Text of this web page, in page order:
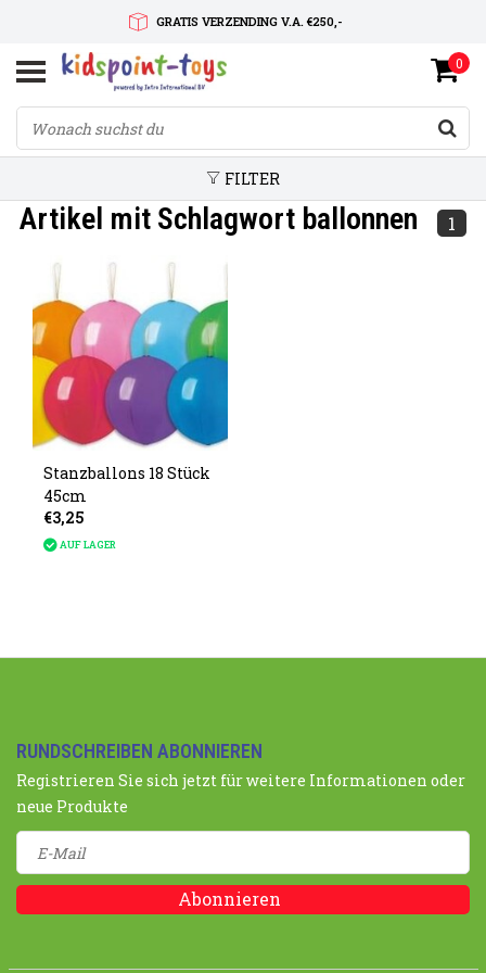
GRATIS VERZENDING V.A. €250,-
SNELLE LEVERTIJD
SERVICE OP MAAT
0
FILTER
Artikel mit Schlagwort ballonnen 1
Stanzballons 18 Stück
45cm
€3,25
AUF LAGER
RUNDSCHREIBEN ABONNIEREN
Registrieren Sie sich jetzt für weitere Informationen oder
neue Produkte
Abonnieren